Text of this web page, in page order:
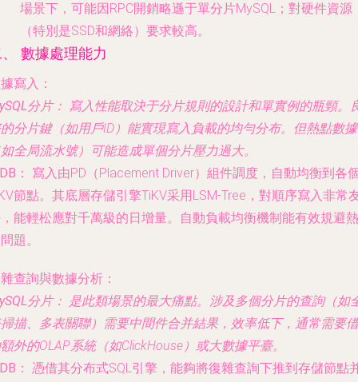
場景下，可能因RPC開銷略遜于單分片MySQL；對硬件資源
（特別是SSD和網絡）要求較高。
數據處理能力
寫入：
分片： 寫入性能取決于分片規則的設計和單實例的瓶頸。
分片鍵（如用戶ID）能實現寫入負載的均勻分布。但熱點數據
全局流水號）可能造成單個分片壓力過大。
：
寫入由PD（Placement Driver）組件調度，自動均衡到各
節點。其底層存儲引擎TiKV采用LSM-Tree，對順序寫入非常
能輕松應對千萬級的日增量。自動負載均衡機制能有效規避熱
題。
查詢與數據分析：
分片： 是此類場景的最大痛點。涉及多個分片的查詢（如
描、多表關聯）需要中間件合并結果，效率低下，通常需要借
外的OLAP系統（如ClickHouse）或大數據平臺。
：
憑借其分布式SQL引擎，能夠將復雜查詢下推到存儲節點